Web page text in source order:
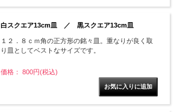
白スクエア13cm皿 ／ 黒スクエア13cm皿
１２．８ｃｍ角の正方形の銘々皿。重なりが良く取
り皿としてベストなサイズです。
価格： 800円(税込)